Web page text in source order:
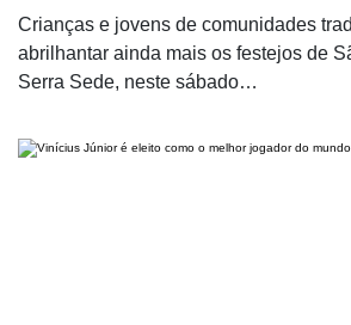
Crianças e jovens de comunidades
abrilhantar ainda mais os festejos de
Serra Sede, neste sábado…